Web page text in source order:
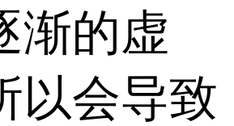
渐的虚
以会导致